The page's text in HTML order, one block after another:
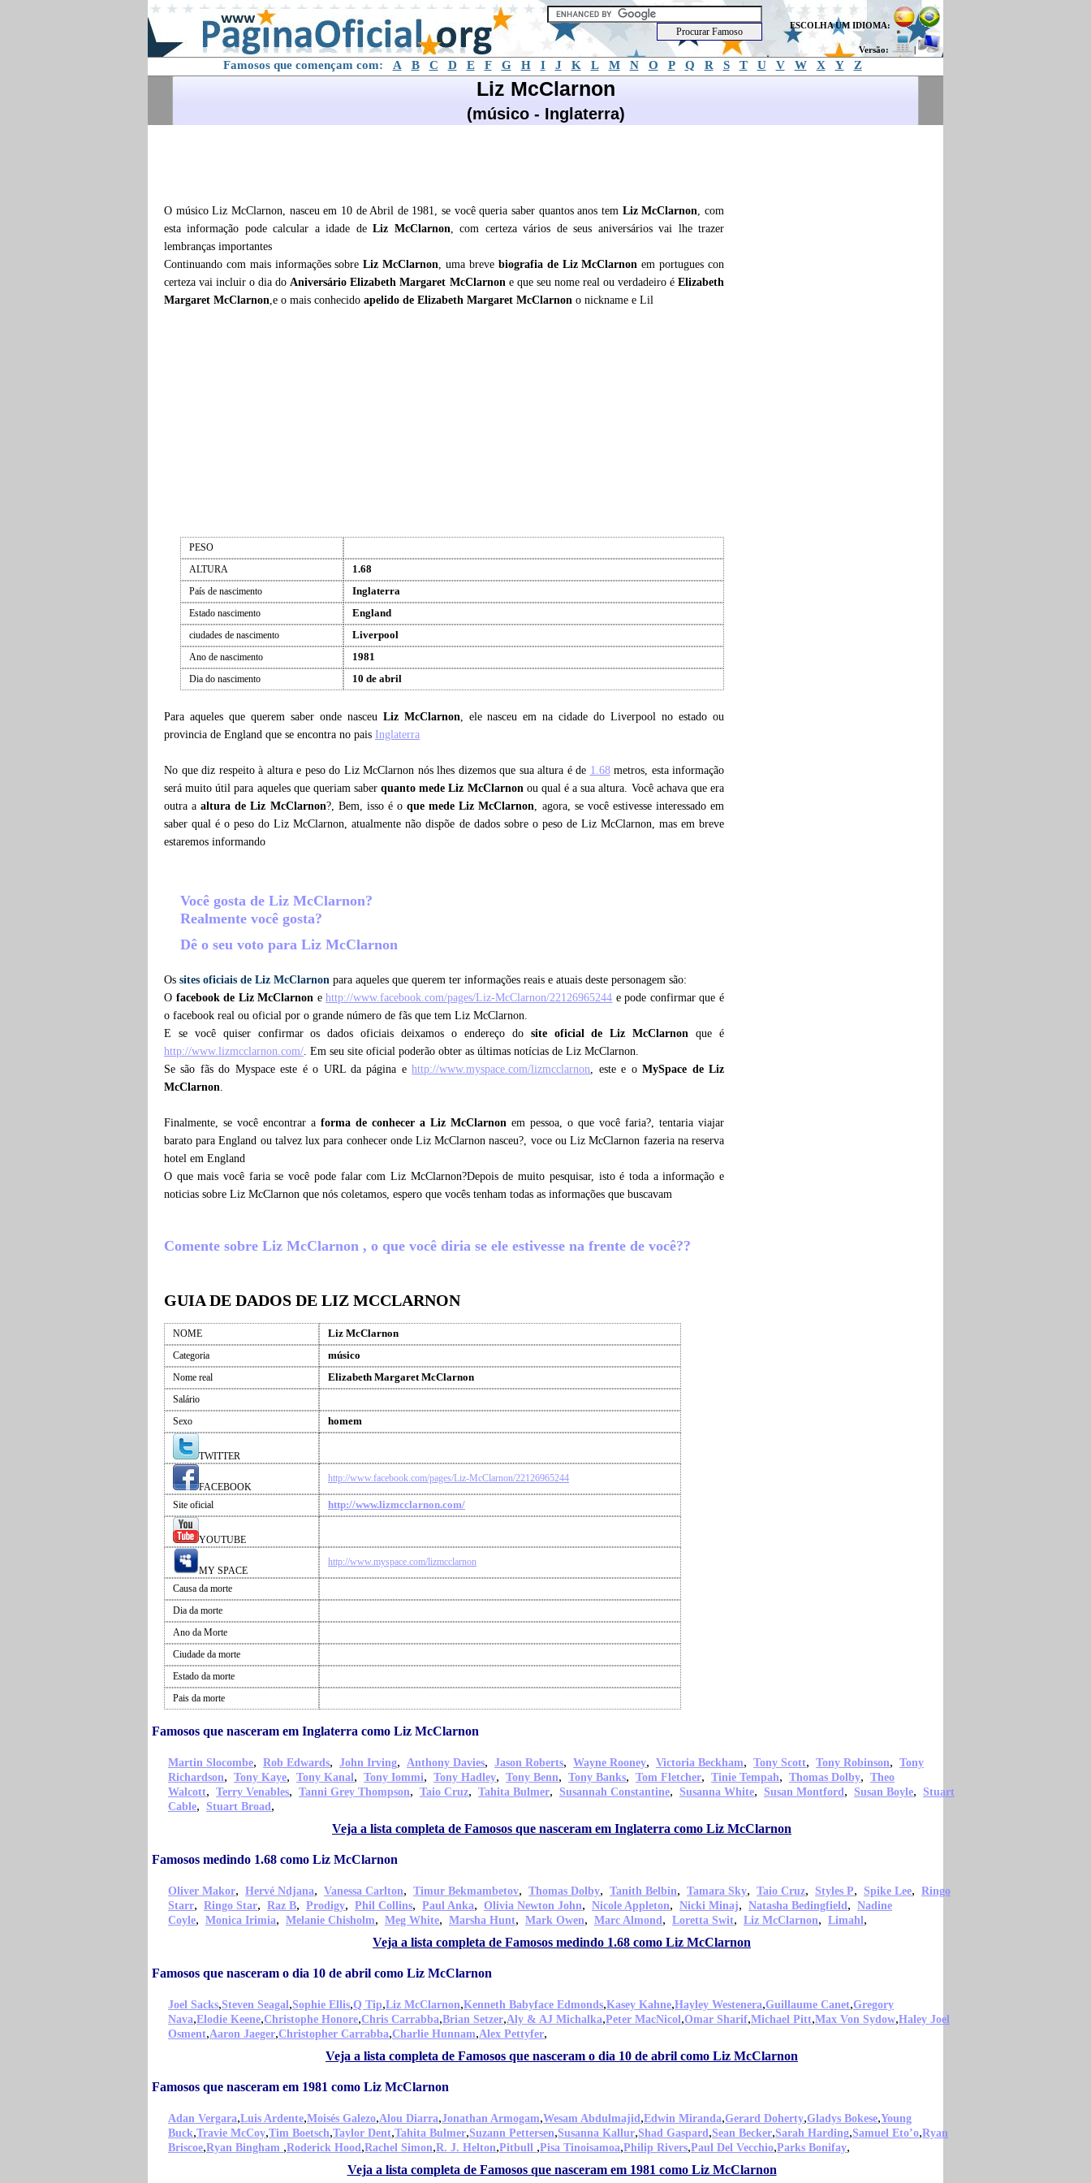
ESCOLHA UM IDIOMA:
Versão: |
Famosos que començam com: A B C D E F G H I J K L M N O P Q R S T U V W X Y Z
Liz McClarnon
(músico - Inglaterra)
O músico Liz McClarnon, nasceu em 10 de Abril de 1981, se você queria saber quantos anos tem Liz McClarnon, com
esta informação pode calcular a idade deLiz McClarnon, com certeza vários de seus aniversários vai lhe trazer
lembranças importantes
Continuando com mais informações sobreLiz McClarnon, uma breve biografia de Liz McClarnon em portugues con
certeza vai incluir o dia doAniversário Elizabeth Margaret McClarnone que seu nome real ou verdadeiro éElizabeth
Margaret McClarnon,e o mais conhecido apelido de Elizabeth Margaret McClarnon o nickname e Lil
PESO
ALTURA
1.68
País de nascimento Inglaterra
Estado nascimento England
ciudades de nascimento Liverpool
Ano de nascimento 1981
Dia do nascimento 10 de abril
Para aqueles que querem saber onde nasceu Liz McClarnon, ele nasceu em na cidade do Liverpool no estado ou
provincia de England que se encontra no pais Inglaterra
No que diz respeito à altura e peso do Liz McClarnon nós lhes dizemos que sua altura é de 1.68metros, esta informação
será muito útil para aqueles que queriam saberquanto mede Liz McClarnonou qual é a sua altura. Você achava que era
outra aaltura de Liz McClarnon?, Bem, isso é oque mede Liz McClarnon, agora, se você estivesse interessado em
saber qual é o peso do Liz McClarnon, atualmente não dispõe de dados sobre o peso de Liz McClarnon, mas em breve
estaremos informando
Você gosta de Liz McClarnon?
Realmente você gosta?
Dê o seu voto para Liz McClarnon
Os sites oficiais de Liz McClarnon para aqueles que querem ter informações reais e atuais deste personagem são:
O facebook de Liz McClarnon ehttp://www.facebook.com/pages/Liz-McClarnon/22126965244 e pode confirmar que é
o facebook real ou oficial por o grande número de fãs que tem Liz McClarnon.
E se você quiser confirmar os dados oficiais deixamos o endereço do site oficial de Liz McClarnon que é
http://www.lizmcclarnon.com/. Em seu site oficial poderão obter as últimas notícias de Liz McClarnon.
Se são fãs do Myspace este é o URL da página ehttp://www.myspace.com/lizmcclarnon, este e oMySpace de Liz
McClarnon.
Finalmente, se você encontrar a forma de conhecer a Liz McClarnon em pessoa, o que você faria?, tentaria viajar
barato para England ou talvez lux para conhecer onde Liz McClarnon nasceu?, voce ou Liz McClarnon fazeria na reserva
hotel em England
O que mais você faria se você pode falar com Liz McClarnon?Depois de muito pesquisar, isto é toda a informação e
noticias sobre Liz McClarnon que nós coletamos, espero que vocês tenham todas as informações que buscavam
Comente sobre Liz McClarnon , o que você diria se ele estivesse na frente de você??
GUIA DE DADOS DE LIZ MCCLARNON
NOME Liz McClarnon
Categoria músico
Nome real Elizabeth Margaret McClarnon
Salário
Sexo
homem
TWITTER
FACEBOOK
http://www.facebook.com/pages/Liz-McClarnon/22126965244
Site oficial http://www.lizmcclarnon.com/
YOUTUBE
MY SPACE
http://www.myspace.com/lizmcclarnon
Causa da morte
Dia da morte
Ano da Morte
Ciudade da morte
Estado da morte
Pais da morte
Famosos que nasceram em Inglaterra como Liz McClarnon
Martin Slocombe, Rob Edwards, John Irving, Anthony Davies, Jason Roberts, Wayne Rooney, Victoria Beckham, Tony Scott, Tony Robinson, Tony
Richardson, Tony Kaye, Tony Kanal, Tony Iommi, Tony Hadley, Tony Benn, Tony Banks, Tom Fletcher, Tinie Tempah, Thomas Dolby, Theo
Walcott, Terry Venables, Tanni Grey Thompson, Taio Cruz, Tahita Bulmer, Susannah Constantine, Susanna White, Susan Montford, Susan Boyle, Stuart
Cable, Stuart Broad,
Veja a lista completa de Famosos que nasceram em Inglaterra como Liz McClarnon
Famosos medindo 1.68 como Liz McClarnon
Oliver Makor, Hervé Ndjana, Vanessa Carlton, Timur Bekmambetov, Thomas Dolby, Tanith Belbin, Tamara Sky, Taio Cruz, Styles P, Spike Lee, Ringo
Starr, Ringo Star, Raz B, Prodigy, Phil Collins, Paul Anka, Olivia Newton John, Nicole Appleton, Nicki Minaj, Natasha Bedingfield, Nadine
Coyle, Monica Irimia, Melanie Chisholm, Meg White, Marsha Hunt, Mark Owen, Marc Almond, Loretta Swit, Liz McClarnon, Limahl,
Veja a lista completa de Famosos medindo 1.68 como Liz McClarnon
Famosos que nasceram o dia 10 de abril como Liz McClarnon
Joel Sacks,Steven Seagal,Sophie Ellis,Q Tip,Liz McClarnon,Kenneth Babyface Edmonds,Kasey Kahne,Hayley Westenera,Guillaume Canet,Gregory
Nava,Elodie Keene,Christophe Honore,Chris Carrabba,Brian Setzer,Aly & AJ Michalka,Peter MacNicol,Omar Sharif,Michael Pitt,Max Von Sydow,Haley Joel
Osment,Aaron Jaeger,Christopher Carrabba,Charlie Hunnam,Alex Pettyfer,
Veja a lista completa de Famosos que nasceram o dia 10 de abril como Liz McClarnon
Famosos que nasceram em 1981 como Liz McClarnon
Adan Vergara,Luis Ardente,Moisés Galezo,Alou Diarra,Jonathan Armogam,Wesam Abdulmajid,Edwin Miranda,Gerard Doherty,Gladys Bokese,Young
Buck,Travie McCoy,Tim Boetsch,Taylor Dent,Tahita Bulmer,Suzann Pettersen,Susanna Kallur,Shad Gaspard,Sean Becker,Sarah Harding,Samuel Eto’o,Ryan
Briscoe,Ryan Bingham ,Roderick Hood,Rachel Simon,R. J. Helton,Pitbull ,Pisa Tinoisamoa,Philip Rivers,Paul Del Vecchio,Parks Bonifay,
Veja a lista completa de Famosos que nasceram em 1981 como Liz McClarnon